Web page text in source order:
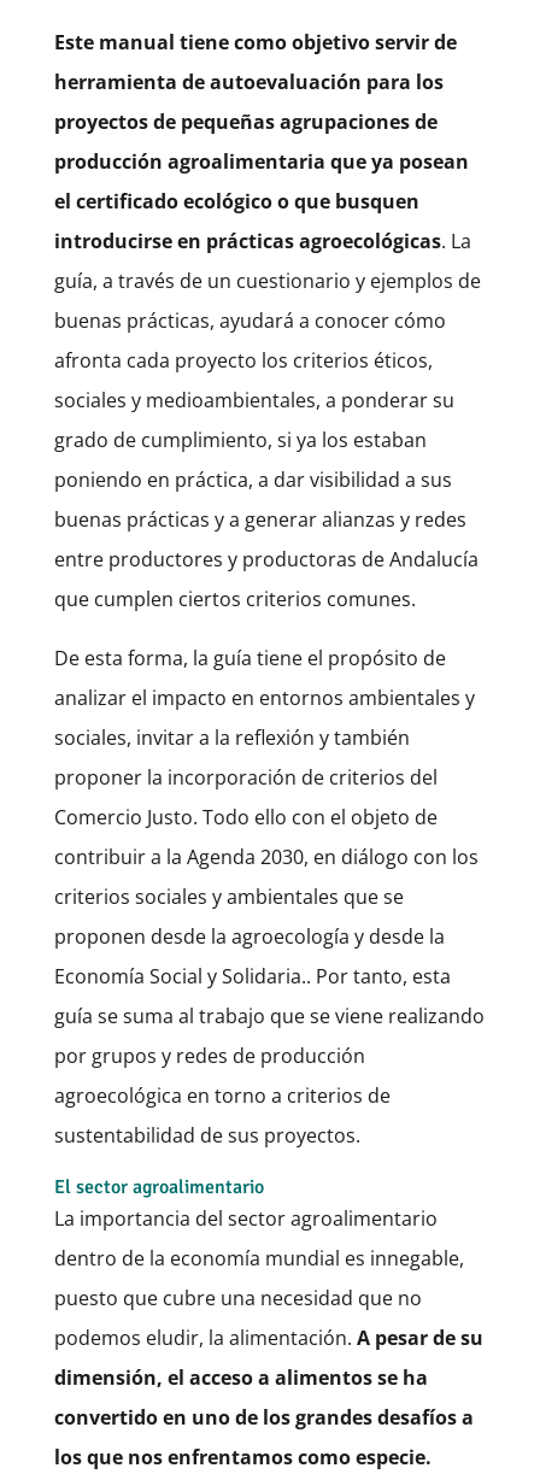
Este manual tiene como objetivo servir de
herramienta de autoevaluación para los
proyectos de pequeñas agrupaciones de
producción agroalimentaria que ya posean
el certificado ecológico o que busquen
introducirse en prácticas agroecológicas. La
guía, a través de un cuestionario y ejemplos de
buenas prácticas, ayudará a conocer cómo
afronta cada proyecto los criterios éticos,
sociales y medioambientales, a ponderar su
grado de cumplimiento, si ya los estaban
poniendo en práctica, a dar visibilidad a sus
buenas prácticas y a generar alianzas y redes
entre productores y productoras de Andalucía
que cumplen ciertos criterios comunes.
De esta forma, la guía tiene el propósito de
analizar el impacto en entornos ambientales y
sociales, invitar a la reflexión y también
proponer la incorporación de criterios del
Comercio Justo. Todo ello con el objeto de
contribuir a la Agenda 2030, en diálogo con los
criterios sociales y ambientales que se
proponen desde la agroecología y desde la
Economía Social y Solidaria.. Por tanto, esta
guía se suma al trabajo que se viene realizando
por grupos y redes de producción
agroecológica en torno a criterios de
sustentabilidad de sus proyectos.
El sector agroalimentario
La importancia del sector agroalimentario
dentro de la economía mundial es innegable,
puesto que cubre una necesidad que no
podemos eludir, la alimentación. A pesar de su
dimensión, el acceso a alimentos se ha
convertido en uno de los grandes desafíos a
los que nos enfrentamos como especie.